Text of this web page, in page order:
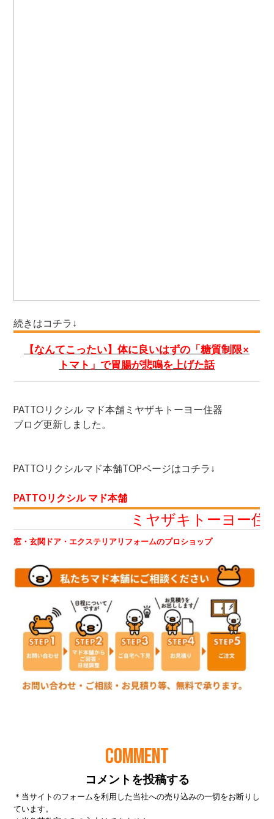
COMMENT
コメントを投稿する
＊当サイトのフォームを利用した当社への売り込みの一切をお断りし
ています。